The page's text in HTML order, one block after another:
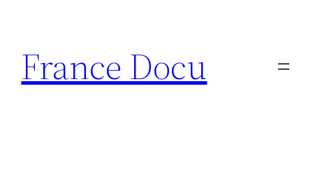
contenu
France Docu